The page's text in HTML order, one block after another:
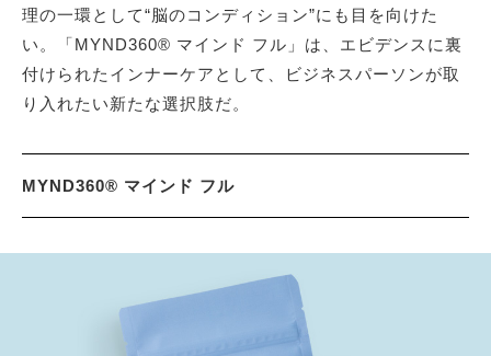
理の一環として“脳のコンディション”にも目を向けた
い。「MYND360® マインド フル」は、エビデンスに裏
付けられたインナーケアとして、ビジネスパーソンが取
り入れたい新たな選択肢だ。
MYND360® マインド フル